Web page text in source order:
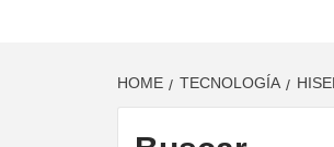
HOME TECNOLOGÍA